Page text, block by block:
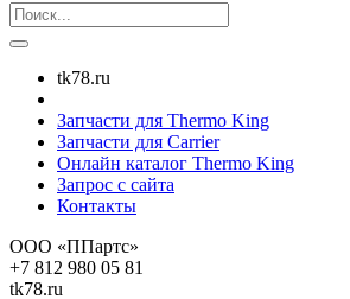
tk78.ru
Запчасти для Thermo King
Запчасти для Carrier
Онлайн каталог Thermo King
Запрос с сайта
Контакты
ООО «ППартс»
+7 812 980 05 81
tk78.ru